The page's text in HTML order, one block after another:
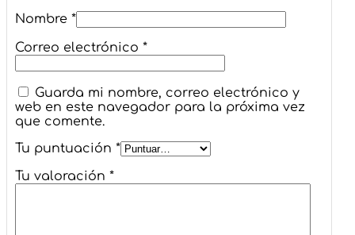
Nombre *
Correo electrónico *
Guarda mi nombre, correo electrónico y
web en este navegador para la próxima vez
que comente.
Tu puntuación *
Tu valoración *